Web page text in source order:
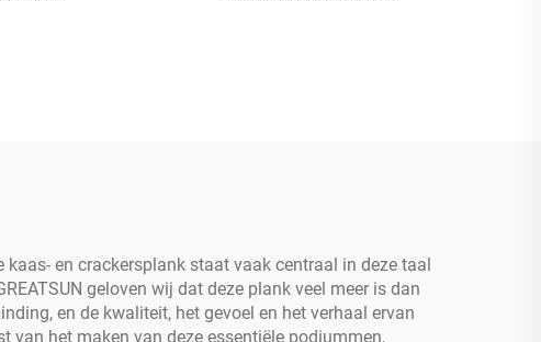
en crackersplank staat vaak centraal in deze taal
geloven wij dat deze plank veel meer is dan
en de kwaliteit, het gevoel en het verhaal ervan
van het maken van deze essentiële podiummen,